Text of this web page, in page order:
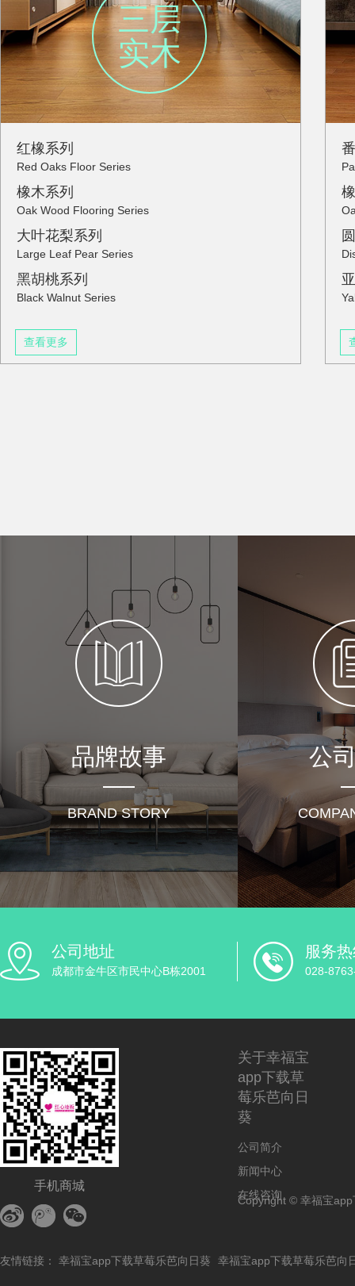
三层
实木
红橡系列
Red Oaks Floor Series
橡木系列
Oak Wood Flooring Series
大叶花梨系列
Large Leaf Pear Series
黑胡桃系列
Black Walnut Series
查看更多
品牌故事
BRAND STORY
公
受疫情和房地产市场
“ 守店比守寡还难 
前几天去朋友家做客
着...
不知不觉，就是红
过...
公司地址
成都市金牛区市民中心B栋2001
服务
028-
手机商城
关于幸福宝
app下载草
莓乐芭向日
葵
公司简介
新闻中心
在线咨询
Copyright © 幸福宝
友情链接： 幸福宝app下载草莓乐芭向日葵 幸福宝app下载草莓乐芭向